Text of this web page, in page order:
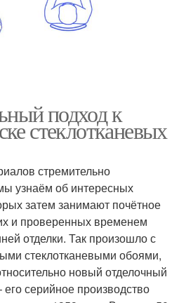
подход к
стеклотканевых
стремительно
узнаём об интересных
затем занимают почётное
и проверенных временем
отделки. Так произошло с
стеклотканевыми обоями,
новый отделочный
серийное производство